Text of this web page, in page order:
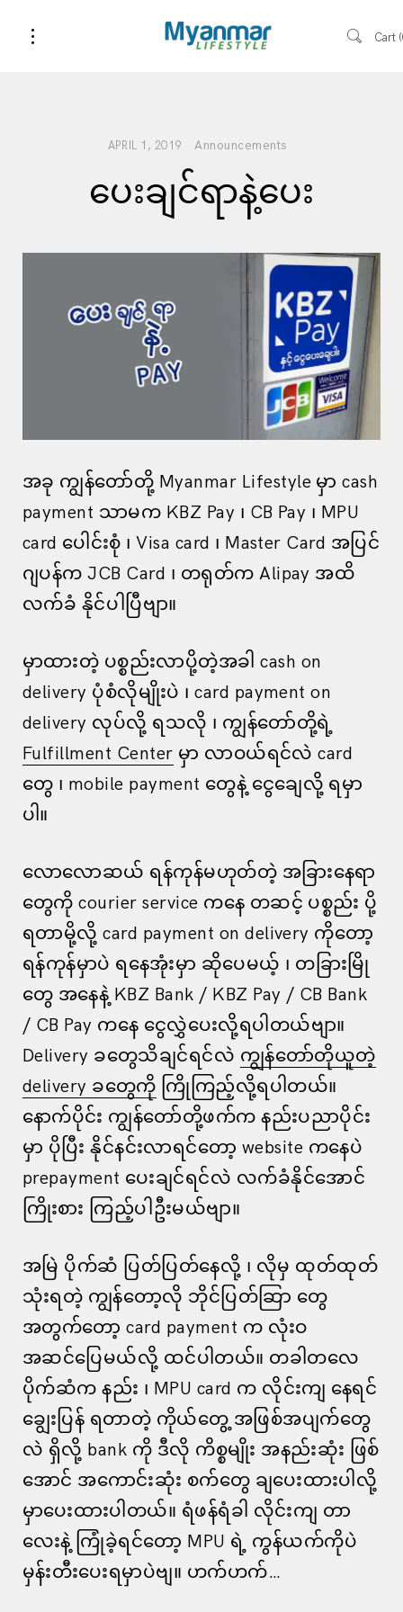
Cart
APRIL 1, 2019 Announcements
ပေးချင်ရာနဲ့ပေး
အခု ကျွန်တော်တို့ Myanmar Lifestyle မှာ cash
payment သာမက KBZ Pay ၊ CB Pay ၊ MPU
card ပေါင်းစုံ ၊ Visa card ၊ Master Card အပြင်
ဂျပန်က JCB Card ၊ တရုတ်က Alipay အထိ
လက်ခံ နိုင်ပါပြီဗျာ။
မှာထားတဲ့ ပစ္စည်းလာပို့တဲ့အခါ cash on
delivery ပုံစံလိုမျိုးပဲ ၊ card payment on
delivery လုပ်လို့ ရသလို ၊ ကျွန်တော်တို့ရဲ့
Fulfillment Center မှာ လာဝယ်ရင်လဲ card
တွေ ၊ mobile payment တွေနဲ့ ငွေချေလို့ ရမှာ
ပါ။
လောလောဆယ် ရန်ကုန်မဟုတ်တဲ့ အခြားနေရာ
တွေကို courier service ကနေ တဆင့် ပစ္စည်း ပို့
ရတာမို့လို့ card payment on delivery ကိုတော့
ရန်ကုန်မှာပဲ ရနေအုံးမှာ ဆိုပေမယ့် ၊ တခြားမြို
တွေ အနေနဲ့ KBZ Bank / KBZ Pay / CB Bank
/ CB Pay ကနေ ငွေလွှဲပေးလို့ရပါတယ်ဗျာ။
Delivery ခတွေသိချင်ရင်လဲ ကျွန်တော်တိုယူတဲ့
delivery ခတွေကို ကြိုကြည့်လို့ရပါတယ်။
နောက်ပိုင်း ကျွန်တော်တို့ဖက်က နည်းပညာပိုင်း
မှာ ပိုပြီး နိုင်နင်းလာရင်တော့ website ကနေပဲ
prepayment ပေးချင်ရင်လဲ လက်ခံနိုင်အောင်
ကြိုးစား ကြည့်ပါဦးမယ်ဗျာ။
အမြဲ ပိုက်ဆံ ပြတ်ပြတ်နေလို့ ၊ လိုမှ ထုတ်ထုတ်
သုံးရတဲ့ ကျွန်တော့လို ဘိုင်ပြတ်ဆြာ တွေ
အတွက်တော့ card payment က လုံးဝ
အဆင်ပြေမယ်လို့ ထင်ပါတယ်။ တခါတလေ
ပိုက်ဆံက နည်း ၊ MPU card က လိုင်းကျ နေရင်
ချွေးပြန် ရတာတဲ့ ကိုယ်တွေ့ အဖြစ်အပျက်တွေ
လဲ ရှိလို့ bank ကို ဒီလို ကိစ္စမျိုး အနည်းဆုံး ဖြစ်
အောင် အကောင်းဆုံး စက်တွေ ချပေးထားပါလို့
မှာပေးထားပါတယ်။ ရံဖန်ရံခါ လိုင်းကျ တာ
လေးနဲ့ ကြုံခဲ့ရင်တော့ MPU ရဲ့ ကွန်ယက်ကိုပဲ
မှန်းတီးပေးရမှာပဲဗျ။ ဟက်ဟက်…